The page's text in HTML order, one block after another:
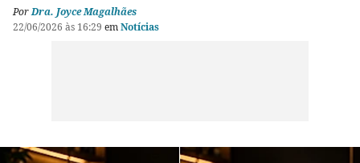
PorDra. Joyce Magalhães
22/06/2026 às 16:29 emNotícias